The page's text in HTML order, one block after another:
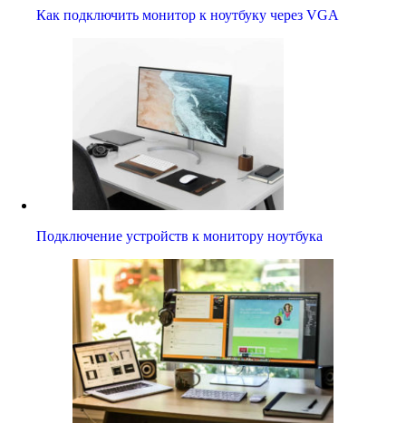
Как подключить монитор к ноутбуку через VGA
Подключение устройств к монитору ноутбука